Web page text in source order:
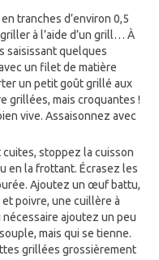
tranches d’environ 0,5
à l’aide d’un grill… À
saisissant quelques
un filet de matière
un petit goût grillé aux
grillées, mais croquantes !
vive. Assaisonnez avec
stoppez la cuisson
en la frottant. Écrasez les
Ajoutez un œuf battu,
poivre, une cuillère à
nécessaire ajoutez un peu
mais qui se tienne.
grillées grossièrement